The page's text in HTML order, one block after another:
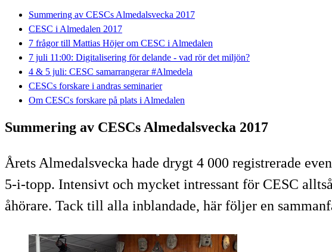
Summering av CESCs Almedalsvecka 2017
CESC i Almedalen 2017
7 frågor till Mattias Höjer om CESC i Almedalen
7 juli 11:00: Digitalisering för delande - vad rör det miljön?
4 & 5 juli: CESC samarrangerar #Almedela
CESCs forskare i andras seminarier
Om CESCs forskare på plats i Almedalen
Summering av CESCs Almedalsvecka 2017
Årets Almedalsvecka hade drygt 4 000 registrerade
5-i-topp. Intensivt och mycket intressant för CESC
åhörare. Tack till alla inblandade, här följer en